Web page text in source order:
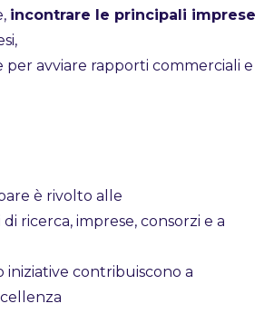
incontrare le principali imprese
per avviare rapporti commerciali e
è rivolto alle
ricerca, imprese, consorzi e a
iniziative contribuiscono a